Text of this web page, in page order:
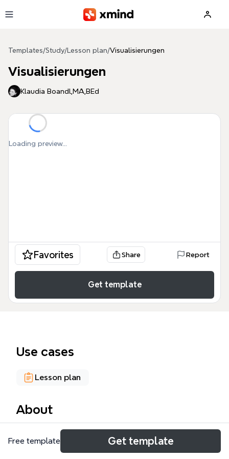
Templates/Study/ Lesson plan/Visualisierungen
Visualisierungen
Klaudia Boandl,MA,BEd
Loading preview...
Favorites Share Report
Get template
Use cases
Lesson plan
About
Die 'Visualisierungen'-Mindmap von Xmind ist ein
strukturiertes Template für Corporate eLearning,
Free template Get template